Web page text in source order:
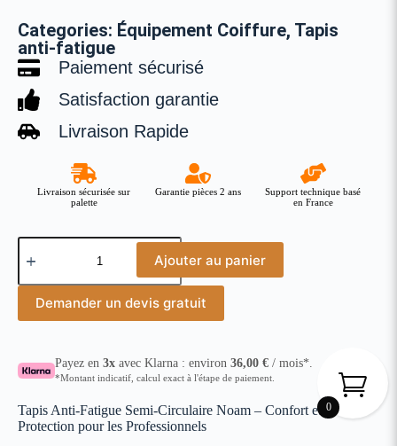
Categories: Équipement Coiffure, Tapis
anti-fatigue
Paiement sécurisé
Satisfaction garantie
Livraison Rapide
Livraison sécurisée sur
palette
Garantie pièces 2 ans
Support technique basé
en France
Ajouter au panier
Demander un devis gratuit
Payez en3x avec Klarna : environ36,00€ / mois*.
*Montant indicatif, calcul exact à l'étape de paiement.
Tapis Anti-Fatigue Semi-Circulaire Noam – Confort et
Protection pour les Professionnels
0